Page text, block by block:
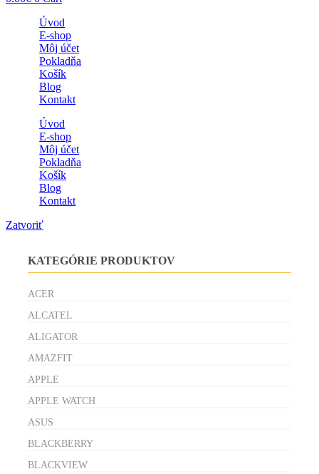
Úvod
E-shop
Môj účet
Pokladňa
Košík
Blog
Kontakt
Úvod
E-shop
Môj účet
Pokladňa
Košík
Blog
Kontakt
Zatvoriť
KATEGÓRIE PRODUKTOV
ACER
ALCATEL
ALIGATOR
AMAZFIT
APPLE
APPLE WATCH
ASUS
BLACKBERRY
BLACKVIEW